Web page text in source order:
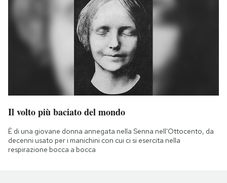
Il volto più baciato del mondo
È di una giovane donna annegata nella Senna nell'Ottocento, da
decenni usato per i manichini con cui ci si esercita nella
respirazione bocca a bocca